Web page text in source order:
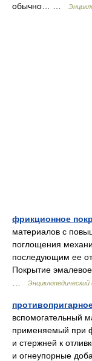
обычно… …
фрикционное
материалов с
поглощения
последующим ее
Покрытие
вспомогательный
применяемый при
и стержней к
и огнеупорные